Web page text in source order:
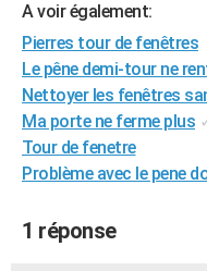
Guides de France
Escapades
Patrimoine
Expositions
Musées
Week-end nature
+LIFESTYLE
Art de vivre
Bien-être
Loisirs
Mode
Modes de vie
SANTE
Alimentation
Guide de la santé
Maladies
Médicaments
Sommeil
VOYAGE
Destinations
City break
Voyage nature
Voyage de noces
Forum
Climat
+PHOTO
BONS PLANS
A voir également:
Pierres tour de fenêtres
Le pêne demi-tour ne
Nettoyer les fenêtres
Ma porte ne ferme plus
Tour de fenetre
Problème avec le pene
1 réponse